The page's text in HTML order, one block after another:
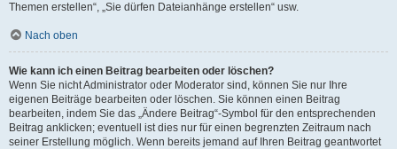
Themen erstellen“, „Sie dürfen Dateianhänge erstellen“ usw.
Nach oben
Wie kann ich einen Beitrag bearbeiten oder löschen?
Wenn Sie nicht Administrator oder Moderator sind, können Sie nur Ihre
eigenen Beiträge bearbeiten oder löschen. Sie können einen Beitrag
bearbeiten, indem Sie das „Ändere Beitrag“-Symbol für den entsprechenden
Beitrag anklicken; eventuell ist dies nur für einen begrenzten Zeitraum nach
seiner Erstellung möglich. Wenn bereits jemand auf Ihren Beitrag geantwortet